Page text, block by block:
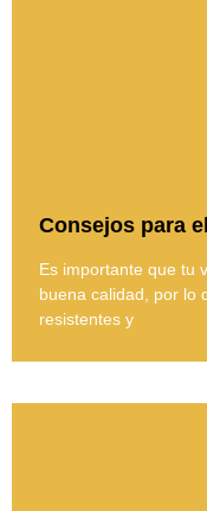
Consejos para
Es importante que tu
buena calidad, por lo
resistentes y